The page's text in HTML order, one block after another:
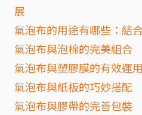
展
氣泡布的用途有哪些：結
氣泡布與泡棉的完美組合
氣泡布與塑膠膜的有效運用
氣泡布與紙板的巧妙搭配
氣泡布與膠帶的完善包裝